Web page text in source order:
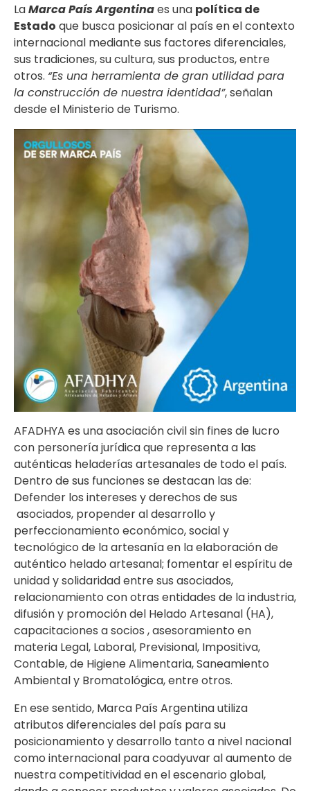
LaMarca País Argentinaes una política de
Estado que busca posicionar al país en el contexto
internacional mediante sus factores diferenciales,
sus tradiciones, su cultura, sus productos, entre
otros. “Es una herramienta de gran utilidad para
la construcción de nuestra identidad”, señalan
desde el Ministerio de Turismo.
AFADHYA es una asociación civil sin fines de lucro
con personería jurídica que representa a las
auténticas heladerías artesanales de todo el país.
Dentro de sus funciones se destacan las de:
Defender los intereses y derechos de sus
asociados, propender al desarrollo y
perfeccionamiento económico, social y
tecnológico de la artesanía en la elaboración de
auténtico helado artesanal; fomentar el espíritu de
unidad y solidaridad entre sus asociados,
relacionamiento con otras entidades de la industria,
difusión y promoción del Helado Artesanal (HA),
capacitaciones a socios , asesoramiento en
materia Legal, Laboral, Previsional, Impositiva,
Contable, de Higiene Alimentaria, Saneamiento
Ambiental y Bromatológica, entre otros.
En ese sentido, Marca País Argentina utiliza
atributos diferenciales del país para su
posicionamiento y desarrollo tanto a nivel nacional
como internacional para coadyuvar al aumento de
nuestra competitividad en el escenario global,